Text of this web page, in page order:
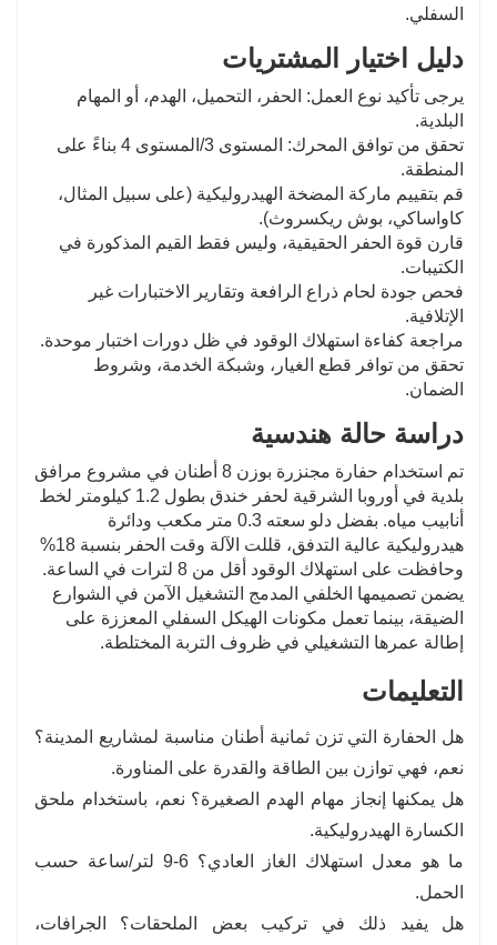
السفلي.
دليل اختيار المشتريات
يرجى تأكيد نوع العمل: الحفر، التحميل، الهدم، أو المهام
البلدية.
تحقق من توافق المحرك: المستوى 3/المستوى 4 بناءً على
المنطقة.
قم بتقييم ماركة المضخة الهيدروليكية (على سبيل المثال،
كاواساكي، بوش ريكسروث).
قارن قوة الحفر الحقيقية، وليس فقط القيم المذكورة في
الكتيبات.
فحص جودة لحام ذراع الرافعة وتقارير الاختبارات غير
الإتلافية.
مراجعة كفاءة استهلاك الوقود في ظل دورات اختبار موحدة.
تحقق من توافر قطع الغيار، وشبكة الخدمة، وشروط
الضمان.
دراسة حالة هندسية
تم استخدام حفارة مجنزرة بوزن 8 أطنان في مشروع مرافق
بلدية في أوروبا الشرقية لحفر خندق بطول 1.2 كيلومتر لخط
أنابيب مياه. بفضل دلو سعته 0.3 متر مكعب ودائرة
هيدروليكية عالية التدفق، قللت الآلة وقت الحفر بنسبة 18%
وحافظت على استهلاك الوقود أقل من 8 لترات في الساعة.
يضمن تصميمها الخلفي المدمج التشغيل الآمن في الشوارع
الضيقة، بينما تعمل مكونات الهيكل السفلي المعززة على
إطالة عمرها التشغيلي في ظروف التربة المختلطة.
التعليمات
هل الحفارة التي تزن ثمانية أطنان مناسبة لمشاريع المدينة؟
نعم، فهي توازن بين الطاقة والقدرة على المناورة.
هل يمكنها إنجاز مهام الهدم الصغيرة؟ نعم، باستخدام ملحق
الكسارة الهيدروليكية.
ما هو معدل استهلاك الغاز العادي؟ 6-9 لتر/ساعة حسب
الحمل.
هل يفيد ذلك في تركيب بعض الملحقات؟ الجرافات،